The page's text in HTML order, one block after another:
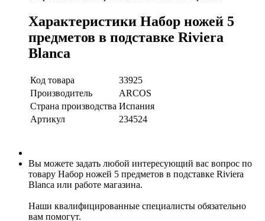
Характеристики Набор ножей 5
предметов в подставке Riviera
Blanca
Код товара
33925
Производитель
ARCOS
Страна производства Испания
Артикул
234524
Вы можете задать любой интересующий вас вопрос по
товару Набор ножей 5 предметов в подставке Riviera
Blanca или работе магазина.
Наши квалифицированные специалисты обязательно
вам помогут.